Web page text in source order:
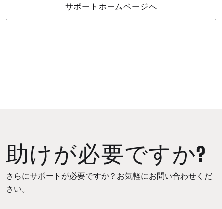
サポートホームページへ
助けが必要ですか?
さらにサポートが必要ですか？お気軽にお問い合わせくだ
さい。